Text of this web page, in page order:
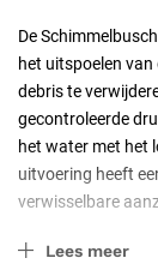
Inhoud
Toepassing
Probleem
Resorbeerbaar
De
het uitspoelen
debris te
gecontroleerde
het water met het
uitvoering heeft
verwisselbare
Lees meer